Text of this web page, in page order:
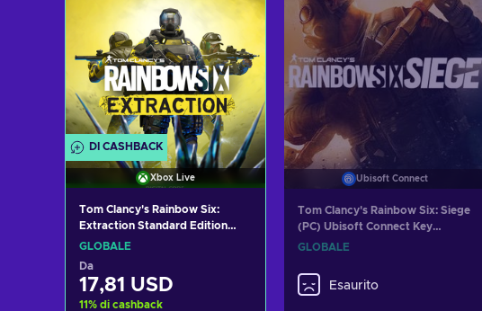
DI CASHBACK
Xbox Live
Tom Clancy's Rainbow Six:
Extraction Standard Edition
XBOX LIVE Key GLOBAL
GLOBALE
Da
17,81 USD
11% di cashback
Ubisoft Connect
Tom Clancy's Rainbow Six: Siege
(PC) Ubisoft Connect Key
GLOBAL
GLOBALE
Esaurito